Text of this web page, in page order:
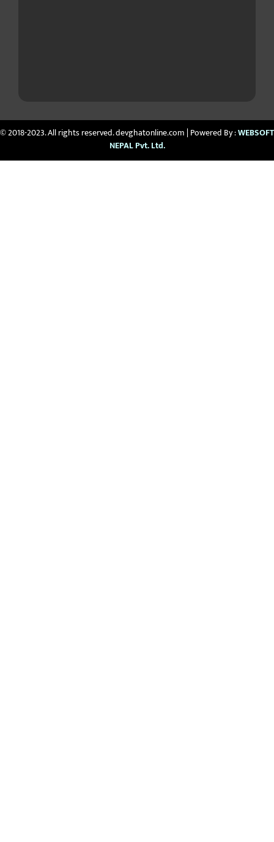
© 2018-2023. All rights reserved. devghatonline.com | Powered By :WEBSOFT
NEPAL Pvt. Ltd.